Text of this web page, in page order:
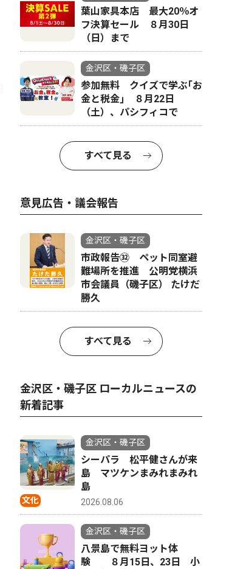
葉山家具本店 最大20％オ
フ決算セール ８月30日
（日）まで
金沢区・磯子区
参加無料 クイズで学ぶ｢お
金と税金｣ ８月22日
（土）、パシフィコで
すべて見る
意見広告・議会報告
金沢区・磯子区
市政報告㉜ ペット同室避
難場所を推進 公明党横浜
市会議員（磯子区） たけだ
勝久
すべて見る
金沢区・磯子区 ローカルニュースの
新着記事
文化
金沢区・磯子区
シーパラ 松平健さんが来
島 マツケンまみれまみれ
島
2026.08.06
金沢区・磯子区
八景島で無料ヨット体
験 ８月15日、23日 小